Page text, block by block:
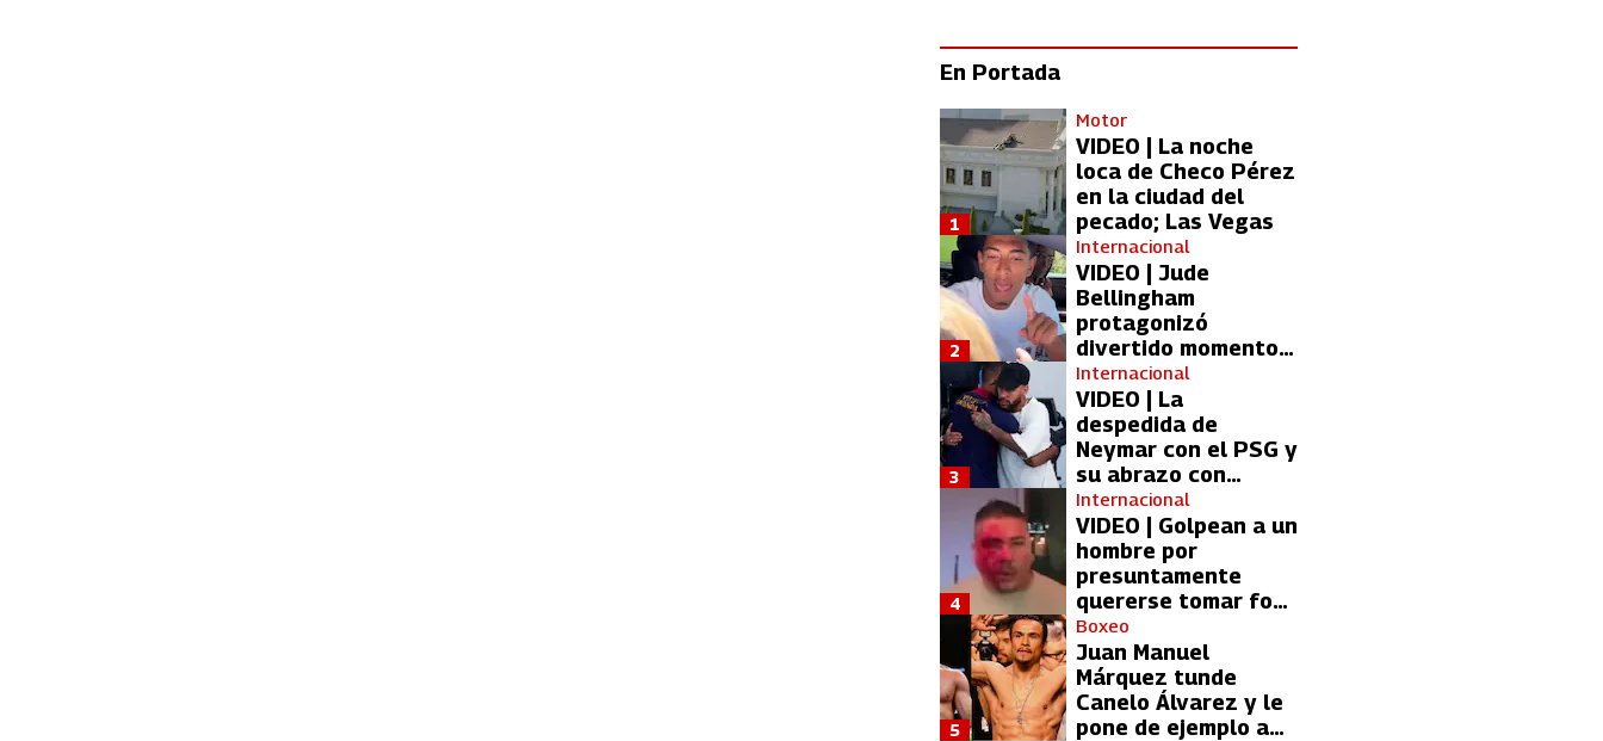
En Portada
Motor
VIDEO | La noche
loca de Checo Pérez
en la ciudad del
pecado; Las Vegas
1
Internacional
VIDEO | Jude
Bellingham
protagonizó
divertido momento
con aficionada del
Real Madrid
2
Internacional
VIDEO | La
despedida de
Neymar con el PSG y
su abrazo con
Kylian Mbappé
3
Internacional
VIDEO | Golpean a un
hombre por
presuntamente
quererse tomar foto
con Lionel Messi
4
Boxeo
Juan Manuel
Márquez tunde
Canelo Álvarez y le
pone de ejemplo a
5